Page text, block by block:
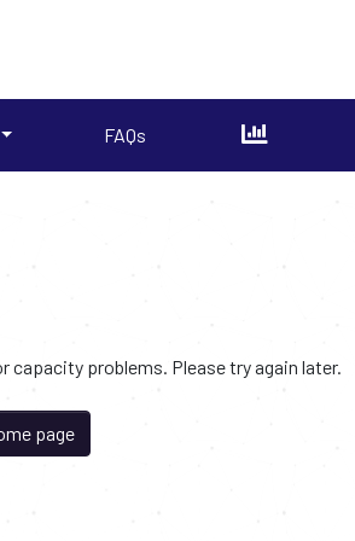
FAQs
capacity problems. Please try again later.
page